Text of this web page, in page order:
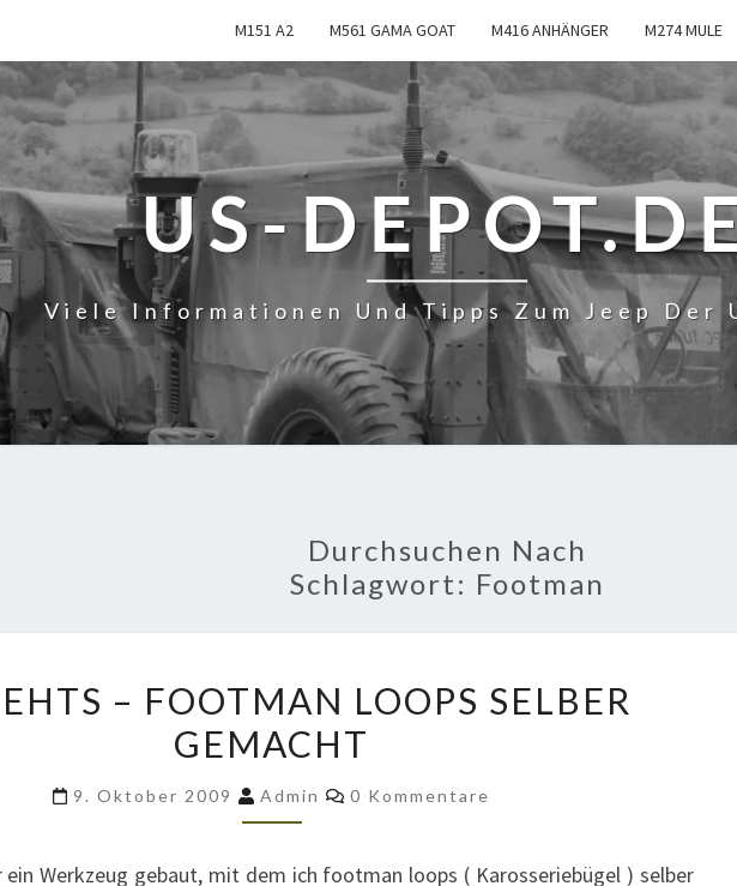
M151 A2 M561 GAMA GOAT M416 ANHÄNGER M274 MULE
US-
Viele Informationen Und Tipps Zum Jeep Der
Durchsuchen Nach
Schlagwort: Footman
GEHTS
–
LOOPS
– FOOTMAN LOOPS SELBER
GEMACHT
9. Oktober 2009 Admin Kommentare
0 Kommentare
ein Werkzeug gebaut, mit dem ich footman loops ( Karosseriebügel ) selber